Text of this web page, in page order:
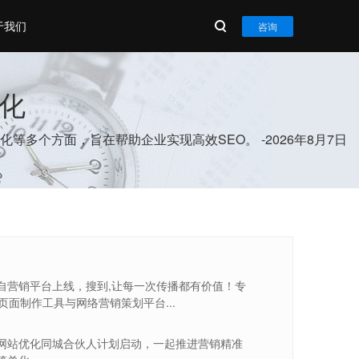
我们 咨询
等多个方面，旨在帮助企业实现高效SEO。 -2026年8月7日
营销平台上线，搜到,让每一次传播都有价值！专
面制作工具与网络营销策划平台...
站优化同城合伙人计划启动，一起推进营销精准